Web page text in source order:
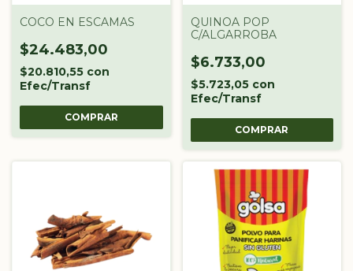
COCO EN ESCAMAS
$24.483,00
$20.810,55 con
Efec/Transf
COMPRAR
QUINOA POP
C/ALGARROBA
$6.733,00
$5.723,05 con
Efec/Transf
COMPRAR